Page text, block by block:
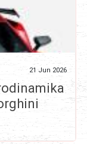
21 Jun 2026